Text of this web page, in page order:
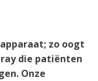
zo oogt
die patiënten
Onze